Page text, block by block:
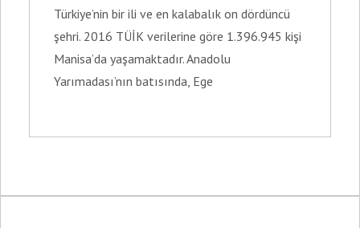
Türkiye’nin bir ili ve en kalabalık on dördüncü
şehri. 2016 TÜİK verilerine göre 1.396.945 kişi
Manisa’da yaşamaktadır. Anadolu
Yarımadası’nın batısında, Ege